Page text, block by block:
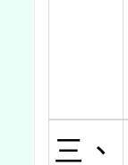
三、